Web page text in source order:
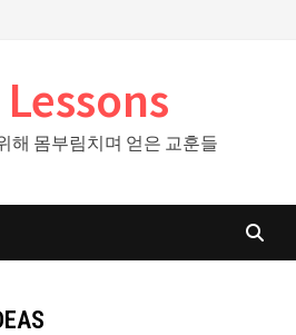
해 몸부림치며 얻은 교훈들